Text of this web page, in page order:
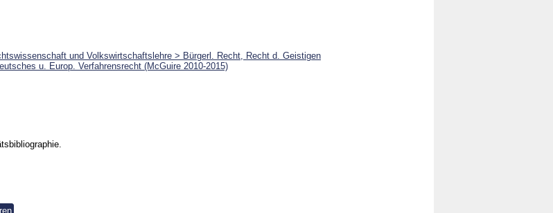
und Volkswirtschaftslehre > Bürgerl. Recht, Recht d. Geistigen
u. Europ. Verfahrensrecht (McGuire 2010-2015)